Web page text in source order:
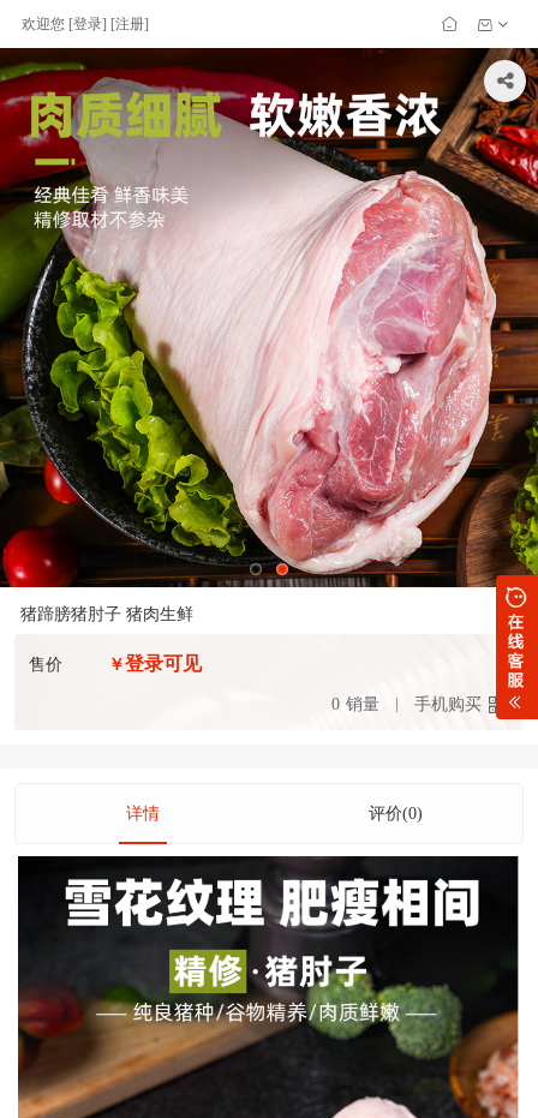
欢迎您 [登录] [注册]
猪蹄膀猪肘子 猪肉生鲜
售价 ￥登录可见
0 销量 手机购买
详情 评价(0)